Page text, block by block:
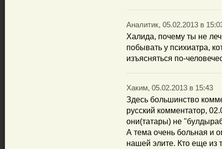
Аналитик, 05.02.2013 в
Халида, почему ты не
побывать у психиатра,
изъясняться по-
Хаким, 05.02.2013 в 15:43
Здесь большинство
русский комментатор,
они(татары) не
А тема очень больная и
нашей элите. Кто еще из